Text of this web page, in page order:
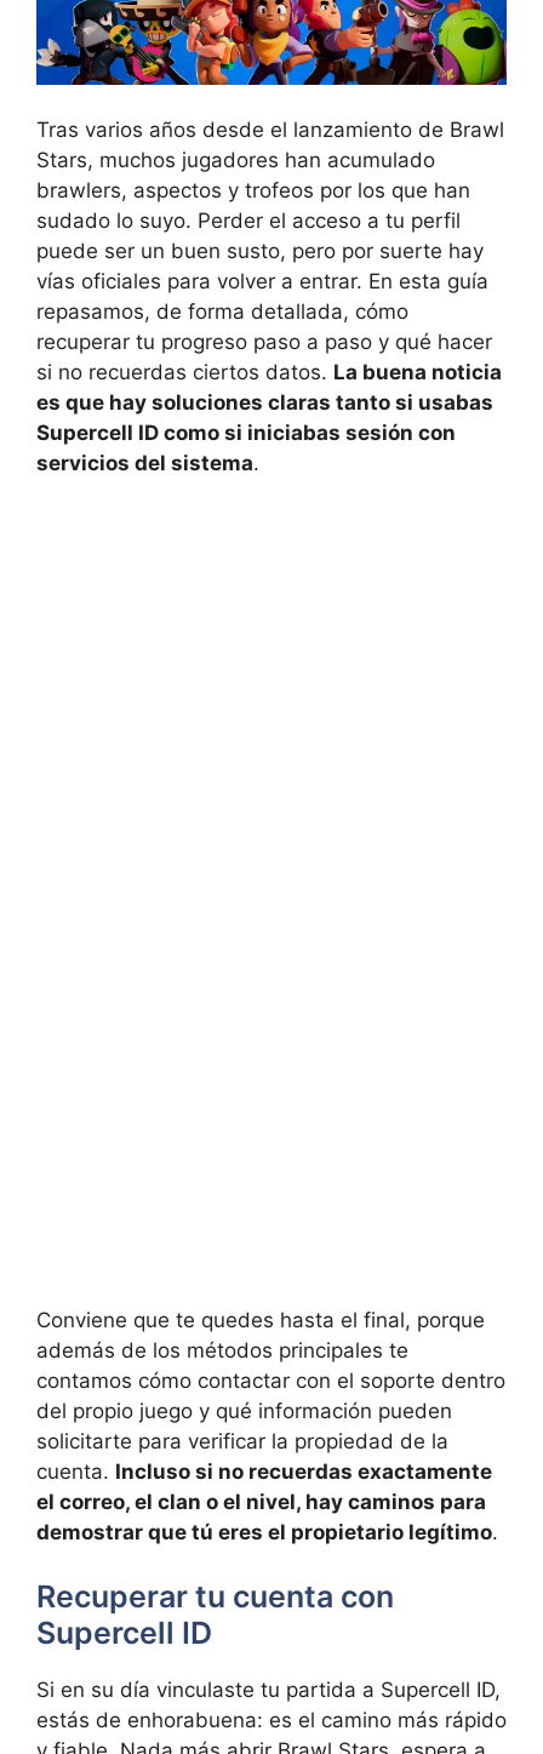
Tras varios años desde el lanzamiento de Brawl
Stars, muchos jugadores han acumulado
brawlers, aspectos y trofeos por los que han
sudado lo suyo. Perder el acceso a tu perfil
puede ser un buen susto, pero por suerte hay
vías oficiales para volver a entrar. En esta guía
repasamos, de forma detallada, cómo
recuperar tu progreso paso a paso y qué hacer
si no recuerdas ciertos datos. La buena noticia
es que hay soluciones claras tanto si usabas
Supercell ID como si iniciabas sesión con
servicios del sistema.
Conviene que te quedes hasta el final, porque
además de los métodos principales te
contamos cómo contactar con el soporte dentro
del propio juego y qué información pueden
solicitarte para verificar la propiedad de la
cuenta. Incluso si no recuerdas exactamente
el correo, el clan o el nivel, hay caminos para
demostrar que tú eres el propietario legítimo.
Recuperar tu cuenta con
Supercell ID
Si en su día vinculaste tu partida a Supercell ID,
estás de enhorabuena: es el camino más rápido